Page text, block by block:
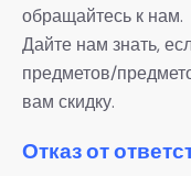
обращайтесь к нам.
Дайте нам знать,
предметов/
вам скидку.
Отказ от